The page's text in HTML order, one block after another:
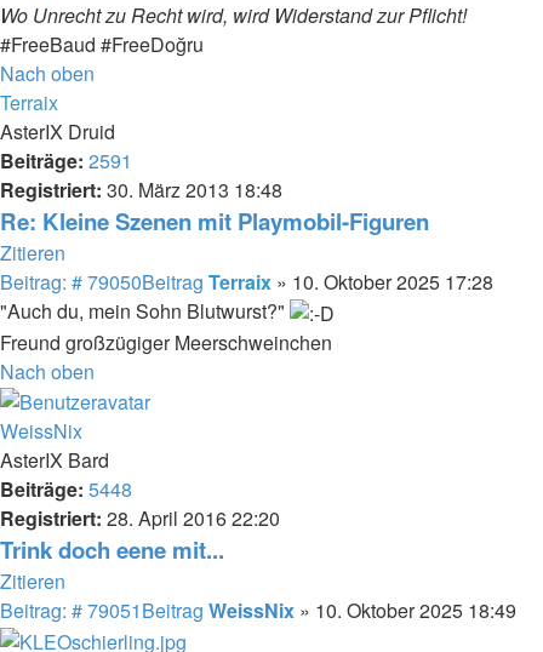
Wo Unrecht zu Recht wird, wird Widerstand zur Pflicht!
#FreeBaud #FreeDoğru
Nach oben
Terraix
AsterIX Druid
Beiträge: 2591
Registriert: 30. März 2013 18:48
Re: Kleine Szenen mit Playmobil-Figuren
Zitieren
Beitrag: # 79050Beitrag Terraix » 10. Oktober 2025 17:28
"Auch du, mein Sohn Blutwurst?"
Freund großzügiger Meerschweinchen
Nach oben
WeissNix
AsterIX Bard
Beiträge: 5448
Registriert: 28. April 2016 22:20
Trink doch eene mit...
Zitieren
Beitrag: # 79051Beitrag WeissNix » 10. Oktober 2025 18:49